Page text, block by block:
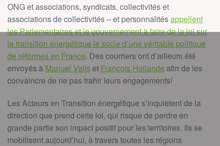
ONG et associations, syndicats, collectivités et
associations de collectivités – et personnalitésappellent
les Parlementaires et le gouvernement à faire de la loi sur
la transition énergétique le socle d’une véritable politique
de réformes en France. Des courriers ont d’ailleurs été
envoyés à Manuel Vallset François Hollande afin de les
convaincre de ne pas trahir leurs engagements!
Les Acteurs en Transition énergétique s’inquiètent de la
direction que prend cette loi, qui risque de perdre en
grande partie son impact positif pour les territoires. Ils se
mobilisent aujourd’hui, à travers toutes les régions